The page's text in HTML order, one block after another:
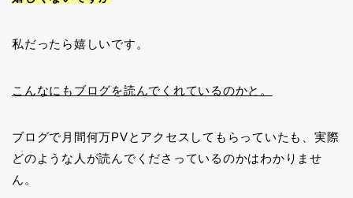
私だったら嬉しいです。
こんなにもブログを読んでくれているのかと。
ブログで月間何万PVとアクセスしてもらっていたも、実際
どのような人が読んでくださっているのかはわかりませ
ん。